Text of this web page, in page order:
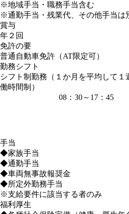
※地域手当・職務手当含む
※通勤手当・残業代、その他手当は
賞与
年２回
免許の要
普通自動車免許（AT限定可）
勤務シフト
シフト制勤務（１か月を平均して
働時間制）
08：30～17：45
手当
◆家族手当
◆通勤手当
◆車両無事故報奨金
◆所定外勤務手当
※支給要件に該当する者のみ
福利厚生